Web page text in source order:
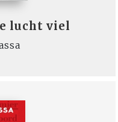
lucht viel